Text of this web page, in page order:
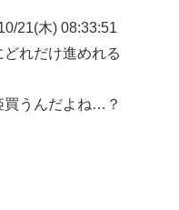
21(木) 08:33:51
れだけ進めれる
買うんだよね…？